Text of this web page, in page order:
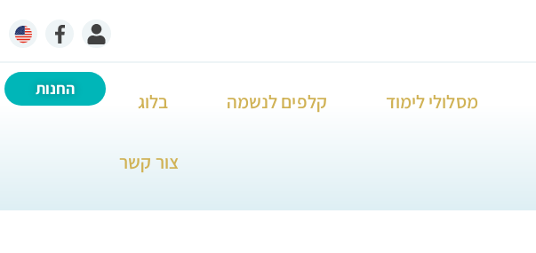
מסלולי לימוד קלפים לנשמה בלוג
צור קשר
החנות